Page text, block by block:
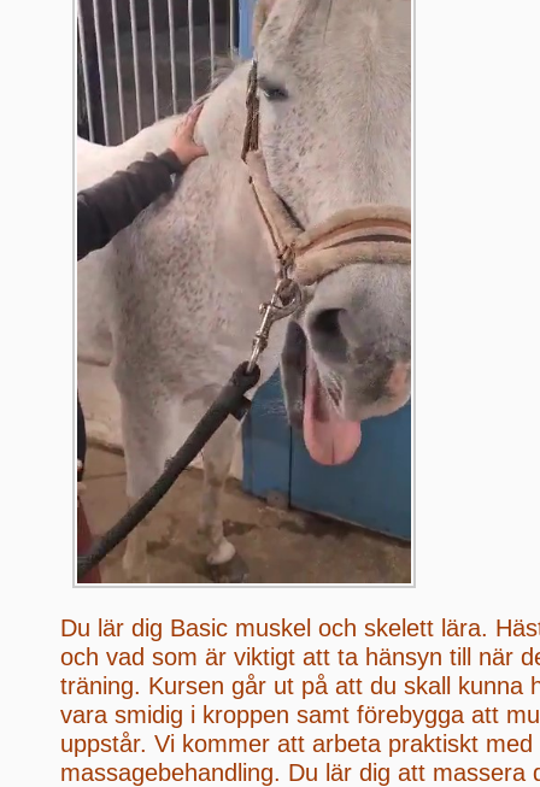
Du lär dig Basic muskel och skelett lära.
och vad som är viktigt att ta hänsyn till när
träning. Kursen går ut på att du skall kunna
vara smidig i kroppen samt förebygga att
uppstår. Vi kommer att arbeta praktiskt med
massagebehandling. Du lär dig att massera